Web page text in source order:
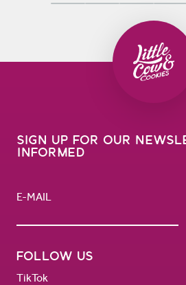
Sign up for our
informed
Follow us
TikTok